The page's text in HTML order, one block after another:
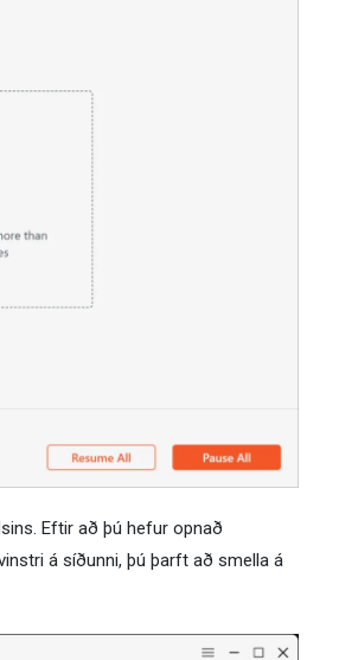
Eftir að þú hefur opnað
á síðunni, þú þarft að smella á